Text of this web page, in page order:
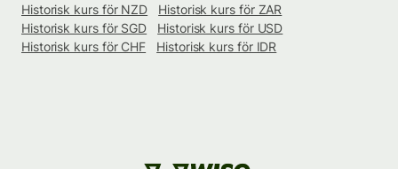
Historisk kurs för NZD
Historisk kurs för ZAR
Historisk kurs för SGD
Historisk kurs för USD
Historisk kurs för CHF
Historisk kurs för IDR